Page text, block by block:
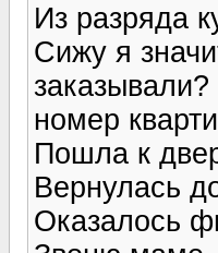
Из разряда
Сижу я
номер
Пошла к
Вернулась
Оказалось